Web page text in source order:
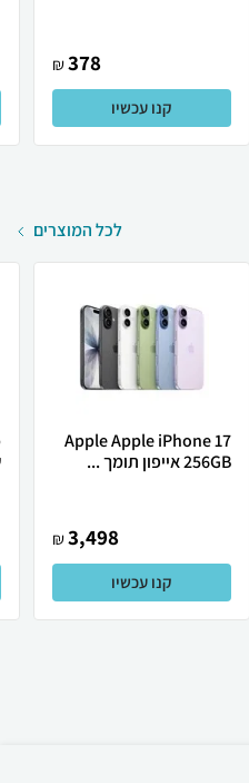
378
₪
קנו עכשיו
לכל המוצרים
Apple Apple iPhone 17
256GB אייפון תומך ...
3,498
₪
קנו עכשיו